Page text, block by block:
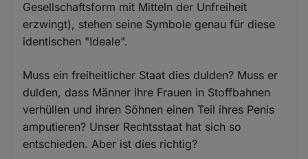
Gesellschaftsform mit Mitteln der Unfreiheit
erzwingt), stehen seine Symbole genau für diese
identischen "Ideale".
Muss ein freiheitlicher Staat dies dulden? Muss er
dulden, dass Männer ihre Frauen in Stoffbahnen
verhüllen und ihren Söhnen einen Teil ihres Penis
amputieren? Unser Rechtsstaat hat sich so
entschieden. Aber ist dies richtig?